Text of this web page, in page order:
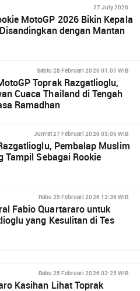
27 July 2026
MotoGP 2026 Bikin Kepala
dengan Mantan
Sabtu 28 Februari 2026 01:01 WIB
Toprak Razgatlioglu,
Cuaca Thailand di Tengah
Ramadhan
Jum'at 27 Februari 2026 03:05 WIB
Pembalap Muslim
Tampil Sebagai Rookie
Rabu 25 Februari 2026 12:39 WIB
Fabio Quartararo untuk
yang Kesulitan di Tes
Rabu 25 Februari 2026 02:25 WIB
Kasihan Lihat Toprak